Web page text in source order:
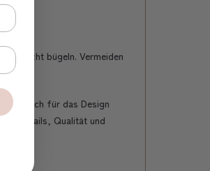
Nicht bügeln. Vermeiden
sich für das Design
für Details, Qualität und